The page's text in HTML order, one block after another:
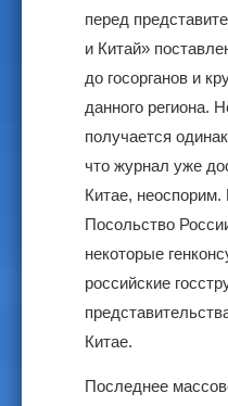
перед
и Китай»
до госорганов и
данного региона.
получается
что журнал уже
Китае,
Посольство
некоторые
российские
Китае.
Последнее